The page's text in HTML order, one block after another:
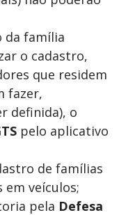
da família
o cadastro,
que residem
fazer,
definida), o
pelo aplicativo
de famílias
em veículos;
pela Defesa